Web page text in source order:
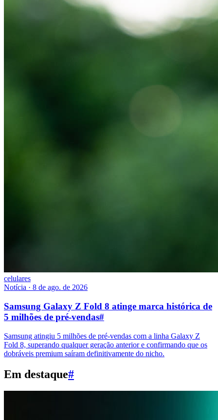
celulares
Notícia · 8 de ago. de 2026
Samsung Galaxy Z Fold 8 atinge marca histórica de
5 milhões de pré-vendas#
Samsung atingiu 5 milhões de pré-vendas com a linha Galaxy Z
Fold 8, superando qualquer geração anterior e confirmando que os
dobráveis premium saíram definitivamente do nicho.
Em destaque#